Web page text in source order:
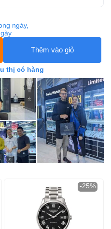
ngày,
Thêm vào giỏ
thị có hàng
-25%